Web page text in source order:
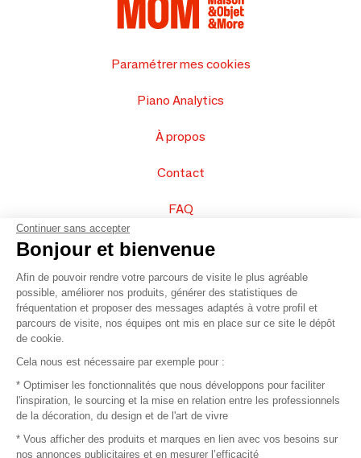
Paramétrer mes cookies
Piano Analytics
À propos
Contact
FAQ
Vendez vos produits
Plan du site
© 2016 –Organisation SAFI
Recrutement
Continuer sans accepter
Bonjour et bienvenue
Afin de pouvoir rendre votre parcours de visite le plus agréable
possible, améliorer nos produits, générer des statistiques de
fréquentation et proposer des messages adaptés à votre profil et
parcours de visite, nos équipes ont mis en place sur ce site le dépôt
de cookie.
Cela nous est nécessaire par exemple pour :
* Optimiser les fonctionnalités que nous développons pour faciliter
l'inspiration, le sourcing et la mise en relation entre les professionnels
de la décoration, du design et de l'art de vivre
* Vous afficher des produits et marques en lien avec vos besoins sur
nos annonces publicitaires et en mesurer l’efficacité